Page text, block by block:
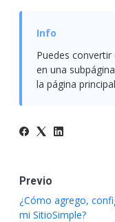
Puedes
en una
la página
Previo
¿Cómo agrego,
mi SitioSimple?